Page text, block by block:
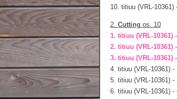
10. titiuu (VRL-10361)
2. Cutting os. 10
1. titiuu (VRL-10361)
2. titiuu (VRL-10361)
3. titiuu (VRL-10361)
4. titiuu (VRL-10361) -
5. titiuu (VRL-10361) -
6. titiuu (VRL-10361) -